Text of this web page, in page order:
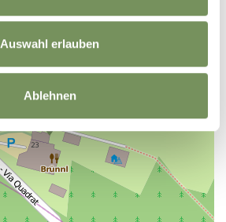
Auswahl erlauben
Ablehnen